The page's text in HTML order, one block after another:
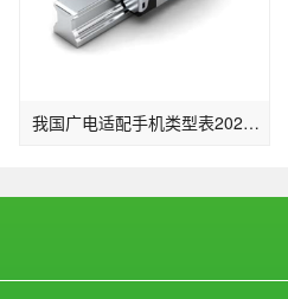
我国广电适配手机类型表2022一览：支撑的手机品牌及晋级时刻发布(2)